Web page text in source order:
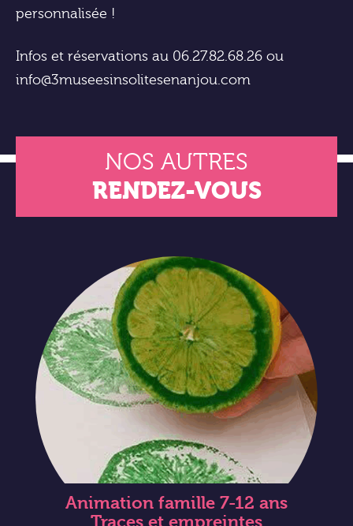
personnalisée !
Infos et réservations au 06.27.82.68.26 ou
info@3museesinsolitesenanjou.com
NOS AUTRES
RENDEZ-VOUS
Animation famille 7-12 ans